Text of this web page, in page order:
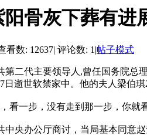
骨灰下葬有进
看数: 12637| 评论数: 1 |帖子模式
第二代主要领导人,曾任国务院
逝世软禁家中。他的夫人梁伯
一步，没有走到那一步，你就
办公厅商讨，当局基本同意赵